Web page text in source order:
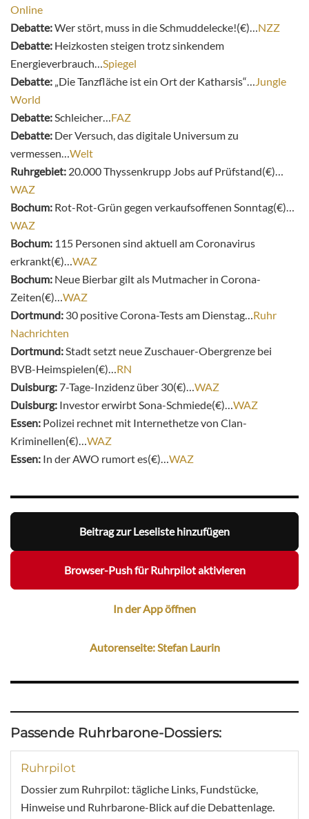
Online
Debatte:Wer stört, muss in die Schmuddelecke!(€)… NZZ
Debatte: Heizkosten steigen trotz sinkendem
Energieverbrauch… Spiegel
Debatte: „Die Tanzfläche ist ein Ort der Katharsis“…
Jungle
World
Debatte: Schleicher… FAZ
Debatte: Der Versuch, das digitale Universum zu
vermessen… Welt
Ruhrgebiet: 20.000 Thyssenkrupp Jobs auf Prüfstand(€)…
WAZ
Bochum: Rot-Rot-Grün gegen verkaufsoffenen Sonntag(€)…
WAZ
Bochum: 115 Personen sind aktuell am Coronavirus
erkrankt(€)… WAZ
Bochum: Neue Bierbar gilt als Mutmacher in Corona-
Zeiten(€)… WAZ
Dortmund: 30 positive Corona-Tests am Dienstag… Ruhr
Nachrichten
Dortmund: Stadt setzt neue Zuschauer-Obergrenze bei
BVB-Heimspielen(€)… RN
Duisburg:7-Tage-Inzidenz über 30(€)… WAZ
Duisburg: Investor erwirbt Sona-Schmiede(€)… WAZ
Essen: Polizei rechnet mit Internethetze von Clan-
Kriminellen(€)… WAZ
Essen: In der AWO rumort es(€)… WAZ
Beitrag zur Leseliste hinzufügen
Browser-Push für Ruhrpilot aktivieren
In der App öffnen
Autorenseite: Stefan Laurin
Passende Ruhrbarone-Dossiers:
Ruhrpilot
Dossier zum Ruhrpilot: tägliche Links, Fundstücke,
Hinweise und Ruhrbarone-Blick auf die Debattenlage.